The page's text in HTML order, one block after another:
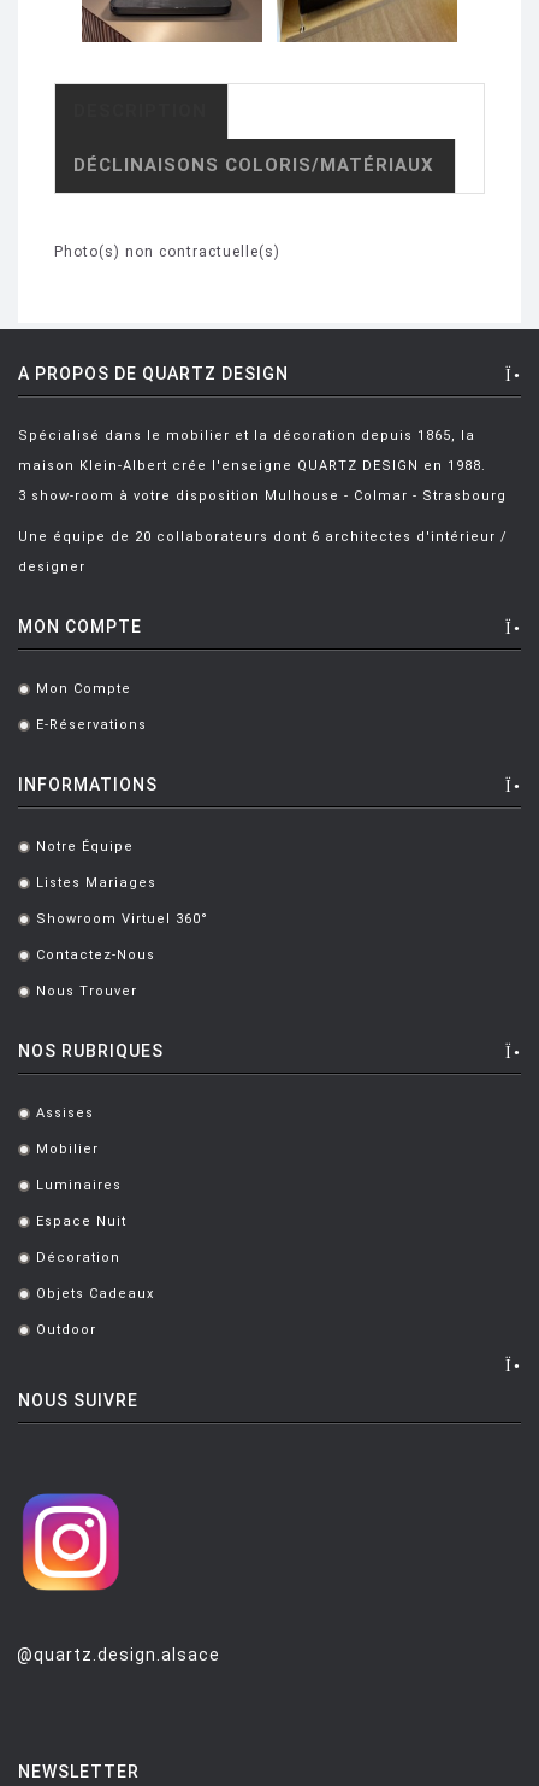
DÉCLINAISONS COLORIS/MATÉRIAUX
Photo(s) non contractuelle(s)
A PROPOS DE QUARTZ DESIGN
Spécialisé dans le mobilier et la décoration depuis 1865, la
maison Klein-Albert crée l'enseigne QUARTZ DESIGN en 1988.
3 show-room à votre disposition Mulhouse - Colmar - Strasbourg
Une équipe de 20 collaborateurs dont 6 architectes d'intérieur /
designer
MON COMPTE
. Mon Compte
. E-Réservations
INFORMATIONS
. Notre Équipe
. Listes Mariages
. Showroom Virtuel 360°
. Contactez-Nous
. Nous Trouver
NOS RUBRIQUES
. Assises
. Mobilier
. Luminaires
. Espace Nuit
. Décoration
. Objets Cadeaux
. Outdoor
NOUS SUIVRE
@quartz.design.alsace
NEWSLETTER